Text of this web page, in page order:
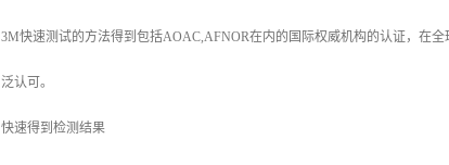
3M快速测试的方法得到包括AOAC,AFNOR在内的国际权威机构的认证，在
泛认可。
快速得到检测结果